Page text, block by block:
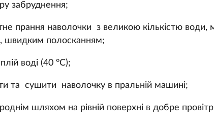
забруднення;
прання наволочки з великою кількістю води,
швидким полосканням;
воді (40 °С);
та сушити наволочку в пральній машині;
шляхом на рівній поверхні в добре